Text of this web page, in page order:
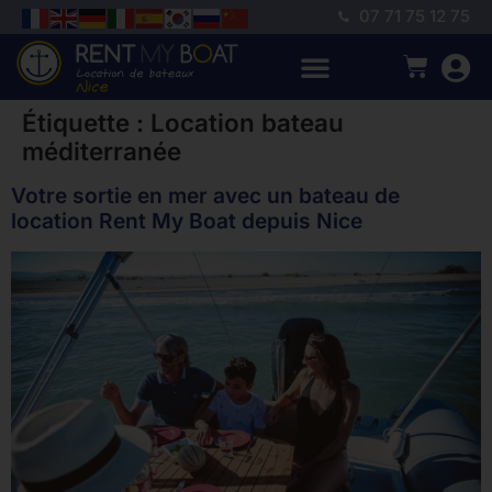
07 71 75 12 75
Étiquette : Location bateau
méditerranée
Votre sortie en mer avec un bateau de
location Rent My Boat depuis Nice